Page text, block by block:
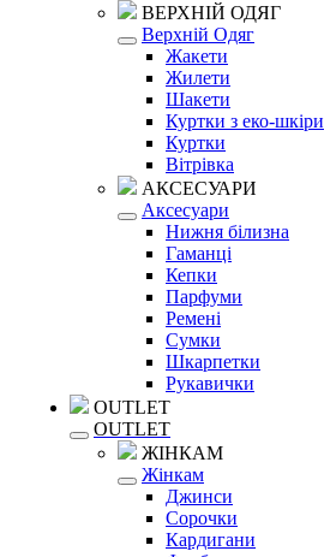
ВЕРХНІЙ ОДЯГ
Верхній Одяг
Жакети
Жилети
Шакети
Куртки з еко-шкіри
Куртки
Вітрівка
АКСЕСУАРИ
Аксесуари
Нижня білизна
Гаманці
Кепки
Парфуми
Ремені
Сумки
Шкарпетки
Рукавички
OUTLET
OUTLET
ЖІНКАМ
Жінкам
Джинси
Сорочки
Кардигани